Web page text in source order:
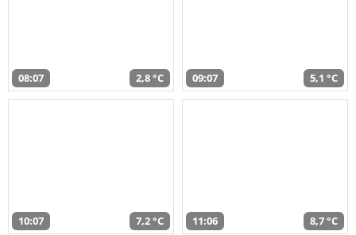
08:07 2,8 °C 09:07 5,1 °C
10:07 7,2 °C 11:06 8,7 °C